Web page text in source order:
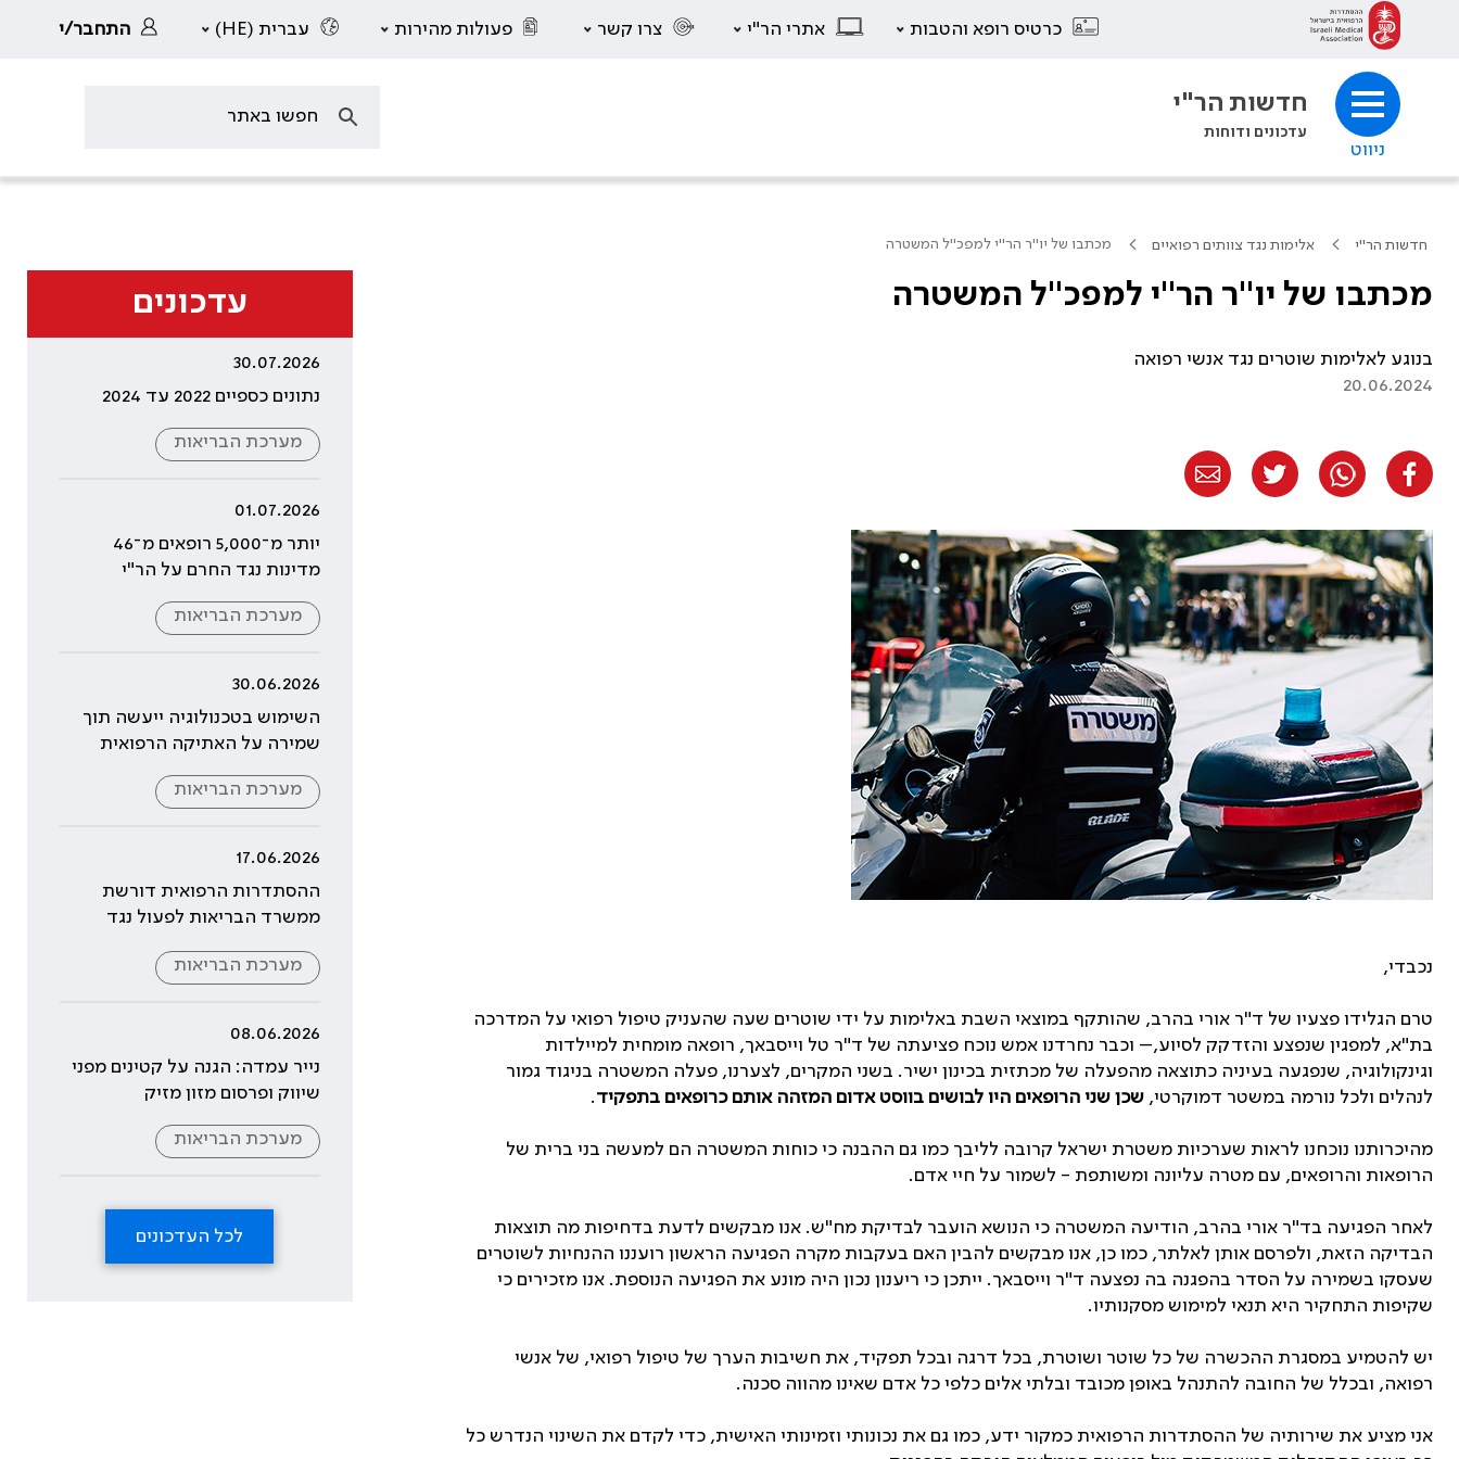
כרטיס רופא והטבות אתרי הר"י צרו קשר פעולות מהירות עברית (HE) התחבר/י
ניווט
חדשות הר"י
עדכונים ודוחות
חדשות הר"י אלימות נגד צוותים רפואיים מכתבו של יו"ר הר"י למפכ"ל המשטרה
מכתבו של יו"ר הר"י למפכ"ל המשטרה
בנוגע לאלימות שוטרים נגד אנשי רפואה
20.06.2024
נכבדי,
טרם הגלידו פצעיו של ד"ר אורי בהרב, שהותקף במוצאי השבת באלימות על ידי שוטרים שעה שהעניק טיפול רפואי על המדרכה
בת"א, למפגין שנפצע והזדקק לסיוע,– וכבר נחרדנו אמש נוכח פציעתה של ד"ר טל וייסבאך, רופאה מומחית למיילדות
וגינקולוגיה, שנפגעה בעיניה כתוצאה מהפעלה של מכתזית בכינון ישיר. בשני המקרים, לצערנו, פעלה המשטרה בניגוד גמור
לנהלים ולכל נורמה במשטר דמוקרטי,שכן שני הרופאים היו לבושים בווסט אדום המזהה אותם כרופאים בתפקיד.
מהיכרותנו נוכחנו לראות שערכיות משטרת ישראל קרובה לליבך כמו גם ההבנה כי כוחות המשטרה הם למעשה בני ברית של
הרופאות והרופאים, עם מטרה עליונה ומשותפת - לשמור על חיי אדם.
לאחר הפגיעה בד"ר אורי בהרב, הודיעה המשטרה כי הנושא הועבר לבדיקת מח"ש. אנו מבקשים לדעת בדחיפות מה תוצאות
הבדיקה הזאת, ולפרסם אותן לאלתר, כמו כן, אנו מבקשים להבין האם בעקבות מקרה הפגיעה הראשון רועננו ההנחיות לשוטרים
שעסקו בשמירה על הסדר בהפגנה בה נפצעה ד"ר וייסבאך. ייתכן כי ריענון נכון היה מונע את הפגיעה הנוספת. אנו מזכירים כי
שקיפות התחקיר היא תנאי למימוש מסקנותיו.
יש להטמיע במסגרת ההכשרה של כל שוטר ושוטרת, בכל דרגה ובכל תפקיד, את חשיבות הערך של טיפול רפואי, של אנשי
רפואה, ובכלל של החובה להתנהל באופן מכובד ובלתי אלים כלפי כל אדם שאינו מהווה סכנה.
אני מציע את שירותיה של ההסתדרות הרפואית כמקור ידע, כמו גם את נכונותי וזמינותי האישית, כדי לקדם את השינוי הנדרש כל
עדכונים
30.07.2026
נתונים כספיים 2022 עד 2024
מערכת הבריאות
01.07.2026
יותר מ־5,000 רופאים מ־46
מדינות נגד החרם על הר"י
מערכת הבריאות
30.06.2026
השימוש בטכנולוגיה ייעשה תוך
שמירה על האתיקה הרפואית
מערכת הבריאות
17.06.2026
ההסתדרות הרפואית דורשת
ממשרד הבריאות לפעול נגד
מערכת הבריאות
08.06.2026
נייר עמדה: הגנה על קטינים מפני
שיווק ופרסום מזון מזיק
מערכת הבריאות
לכל העדכונים